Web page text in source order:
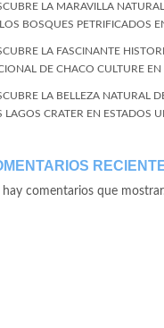
LA MARAVILLA
BOSQUES PETRIFICADOS
LA FASCINANTE
DE CHACO CULTURE
LA BELLEZA NATURAL
LAGOS CRATER EN ESTADOS
hay comentarios que